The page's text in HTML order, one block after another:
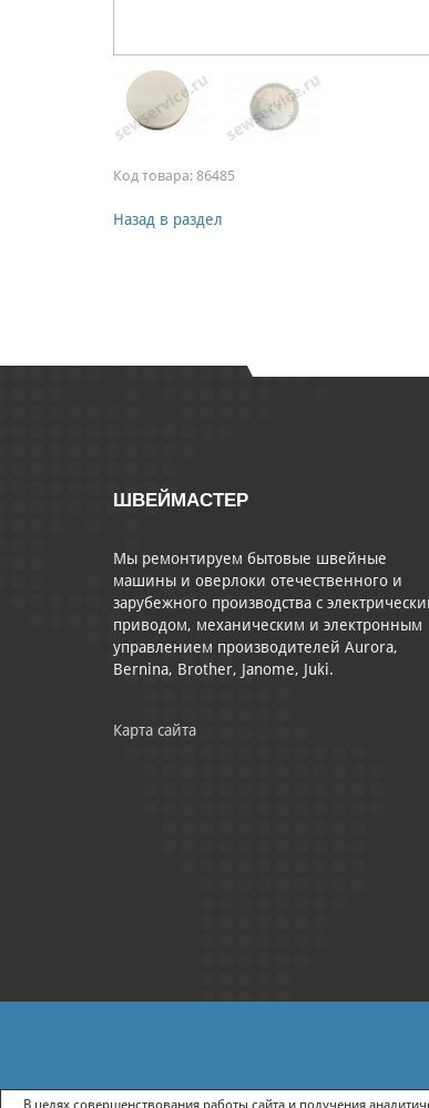
Код товара: 86485
Назад в раздел
ШВЕЙМАСТЕР
Мы ремонтируем бытовые швейные
машины и оверлоки отечественного и
зарубежного производства с
приводом, механическим и электронным
управлением производителей Aurora,
Bernina, Brother, Janome, Juki.
Карта сайта
ПОЛИТИКА КОНФИДЕНЦИАЛЬНОСТИ |
В целях совершенствования работы сайта и получения